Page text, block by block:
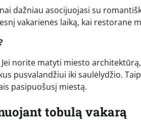
dažniau asocijuojasi su
vakarienės laiką, kai restorane
norite matyti miesto
pusvalandžiui iki saulėlydžio.
pasipuošusį miestą.
tobulą vakarą